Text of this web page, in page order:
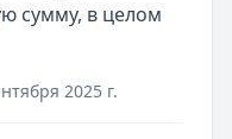
сумму, в целом
2025 г.